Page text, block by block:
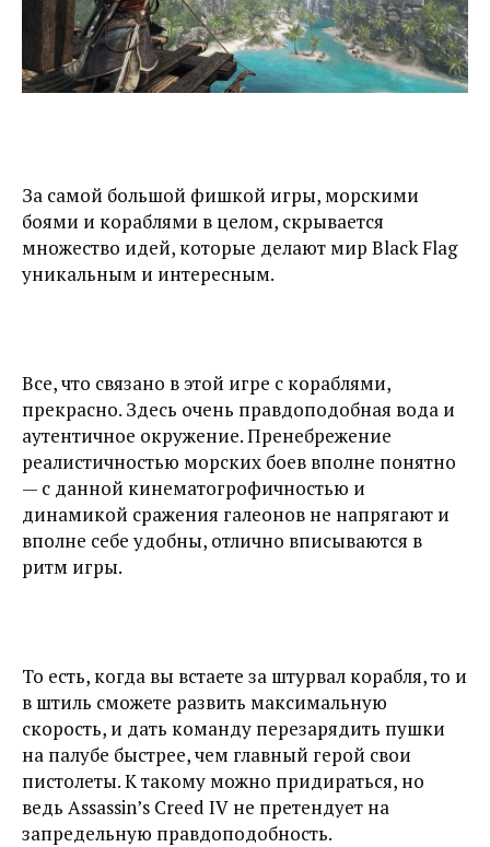
За самой большой фишкой игры, морскими
боями и кораблями в целом, скрывается
множество идей, которые делают мир Black Flag
уникальным и интересным.
Все, что связано в этой игре с кораблями,
прекрасно. Здесь очень правдоподобная вода и
аутентичное окружение. Пренебрежение
реалистичностью морских боев вполне понятно
— с данной кинематогрофичностью и
динамикой сражения галеонов не напрягают и
вполне себе удобны, отлично вписываются в
ритм игры.
То есть, когда вы встаете за штурвал корабля, то и
в штиль сможете развить максимальную
скорость, и дать команду перезарядить пушки
на палубе быстрее, чем главный герой свои
пистолеты. К такому можно придираться, но
ведь Assassin’s Creed IV не претендует на
запредельную правдоподобность.